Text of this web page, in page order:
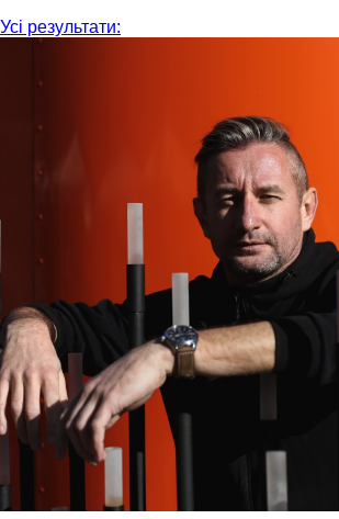
Усі результати: